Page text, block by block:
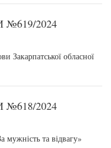
2024
Закарпатської обласної
2024
мужність та відвагу»